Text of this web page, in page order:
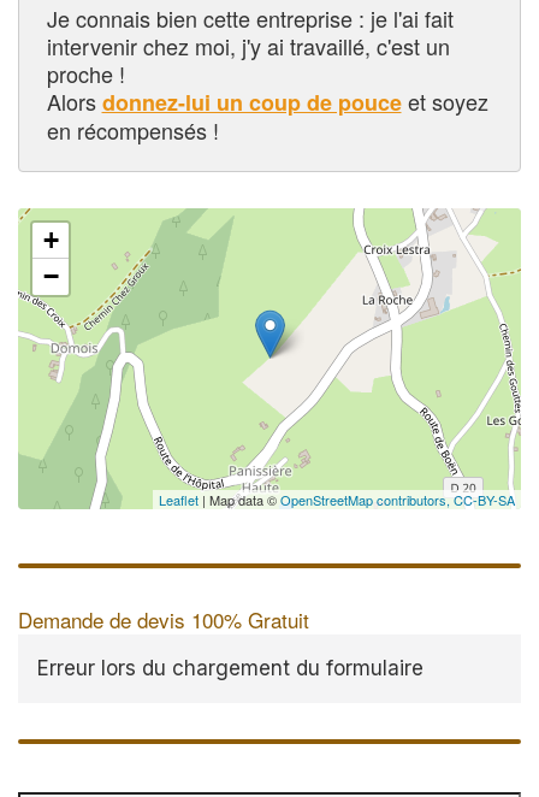
Je connais bien cette entreprise : je l'ai fait
intervenir chez moi, j'y ai travaillé, c'est un
proche !
Alorsdonnez-lui un coup de pouceet soyez
en récompensés !
+
−
Leaflet | Map data ©OpenStreetMap contributors, CC-BY-SA
Demande de devis 100% Gratuit
Erreur lors du chargement du formulaire